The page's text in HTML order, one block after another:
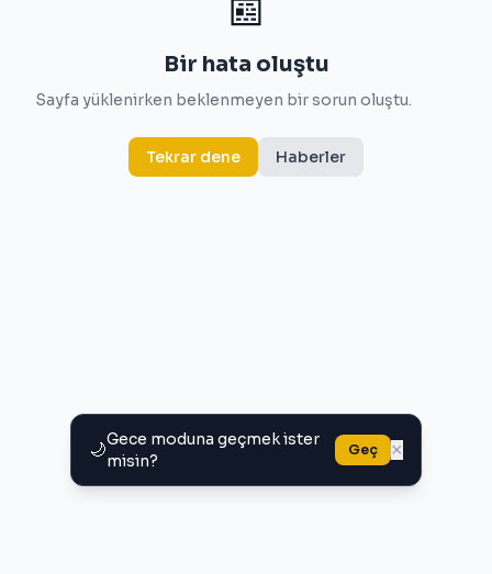
🌙Gece moduna geçmek ister
misin?
Geç ×
Bir hata oluştu
Sayfa yüklenirken beklenmeyen bir sorun oluştu.
Tekrar dene Haberler